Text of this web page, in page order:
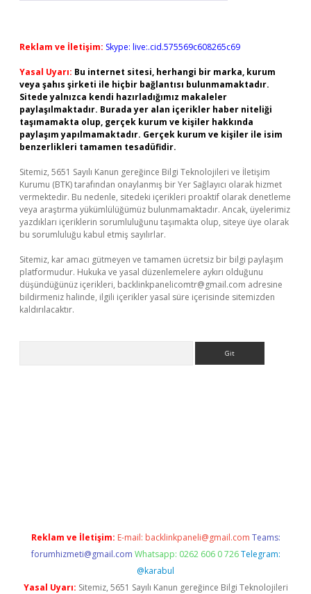
Reklam ve İletişim: Skype: live:.cid.575569c608265c69
Yasal Uyarı: Bu internet sitesi, herhangi bir marka, kurum
veya şahıs şirketi ile hiçbir bağlantısı bulunmamaktadır.
Sitede yalnızca kendi hazırladığımız makaleler
paylaşılmaktadır. Burada yer alan içerikler haber niteliği
taşımamakta olup, gerçek kurum ve kişiler hakkında
paylaşım yapılmamaktadır. Gerçek kurum ve kişiler ile isim
benzerlikleri tamamen tesadüfidir.
Sitemiz, 5651 Sayılı Kanun gereğince Bilgi Teknolojileri ve İletişim
Kurumu (BTK) tarafından onaylanmış bir Yer Sağlayıcı olarak hizmet
vermektedir. Bu nedenle, sitedeki içerikleri proaktif olarak denetleme
veya araştırma yükümlülüğümüz bulunmamaktadır. Ancak, üyelerimiz
yazdıkları içeriklerin sorumluluğunu taşımakta olup, siteye üye olarak
bu sorumluluğu kabul etmiş sayılırlar.
Sitemiz, kar amacı gütmeyen ve tamamen ücretsiz bir bilgi paylaşım
platformudur. Hukuka ve yasal düzenlemelere aykırı olduğunu
düşündüğünüz içerikleri, backlinkpanelicomtr@gmail.com adresine
bildirmeniz halinde, ilgili içerikler yasal süre içerisinde sitemizden
kaldırılacaktır.
Reklam ve İletişim: E-mail: backlinkpaneli@gmail.com Teams:
forumhizmeti@gmail.com Whatsapp: 0262 606 0 726 Telegram:
@karabul
Yasal Uyarı: Sitemiz, 5651 Sayılı Kanun gereğince Bilgi Teknolojileri